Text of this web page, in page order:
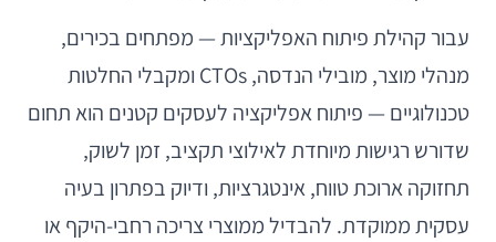
עבור קהילת פיתוח האפליקציות — מפתחים בכירים,
מנהלי מוצר, מובילי הנדסה, CTOs ומקבלי החלטות
טכנולוגיים — פיתוח אפליקציה לעסקים קטנים הוא תחום
שדורש רגישות מיוחדת לאילוצי תקציב, זמן לשוק,
תחזוקה ארוכת טווח, אינטגרציות, ודיוק בפתרון בעיה
עסקית ממוקדת. להבדיל ממוצרי צריכה רחבי-היקף או